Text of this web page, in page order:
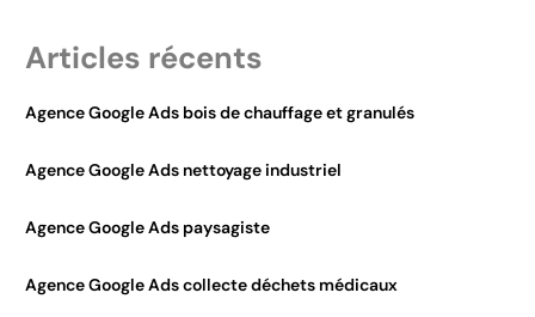
Articles récents
Agence Google Ads bois de chauffage et granulés
Agence Google Ads nettoyage industriel
Agence Google Ads paysagiste
Agence Google Ads collecte déchets médicaux